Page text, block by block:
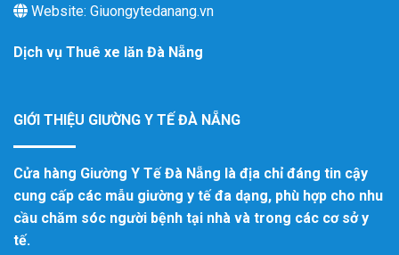
Website: Giuongytedanang.vn
Dịch vụ Thuê xe lăn Đà Nẵng
GIỚI THIỆU GIƯỜNG Y TẾ ĐÀ NẴNG
Cửa hàng Giường Y Tế Đà Nẵng là địa chỉ đáng tin cậy
cung cấp các mẫu giường y tế đa dạng, phù hợp cho nhu
cầu chăm sóc người bệnh tại nhà và trong các cơ sở y
tế.